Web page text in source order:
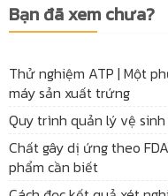
Bạn đã xem chưa?
Thử nghiệm ATP | Một
máy sản xuất trứng
Quy trình quản lý vệ
Chất gây dị ứng theo
phẩm cần biết